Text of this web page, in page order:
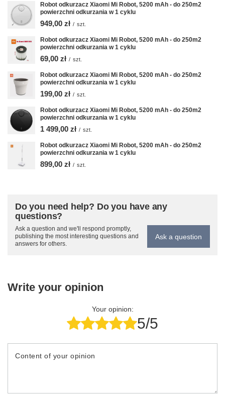
Robot odkurzacz Xiaomi Mi Robot, 5200 mAh - do 250m2
powierzchni odkurzania w 1 cyklu
949,00 zł / szt.
Robot odkurzacz Xiaomi Mi Robot, 5200 mAh - do 250m2
powierzchni odkurzania w 1 cyklu
69,00 zł / szt.
Robot odkurzacz Xiaomi Mi Robot, 5200 mAh - do 250m2
powierzchni odkurzania w 1 cyklu
199,00 zł / szt.
Robot odkurzacz Xiaomi Mi Robot, 5200 mAh - do 250m2
powierzchni odkurzania w 1 cyklu
1 499,00 zł / szt.
Robot odkurzacz Xiaomi Mi Robot, 5200 mAh - do 250m2
powierzchni odkurzania w 1 cyklu
899,00 zł / szt.
Do you need help? Do you have any
questions?
Ask a question and we'll respond promptly,
publishing the most interesting questions and
answers for others.
Ask a question
Write your opinion
Your opinion:
5/5
Content of your opinion